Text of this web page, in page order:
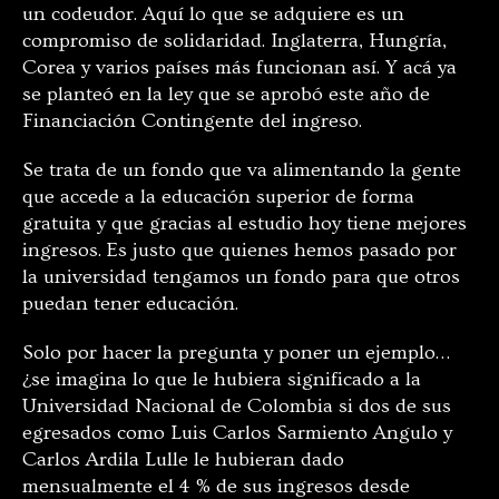
un codeudor. Aquí lo que se adquiere es un
compromiso de solidaridad. Inglaterra, Hungría,
Corea y varios países más funcionan así. Y acá ya
se planteó en la ley que se aprobó este año de
Financiación Contingente del ingreso.
Se trata de un fondo que va alimentando la gente
que accede a la educación superior de forma
gratuita y que gracias al estudio hoy tiene mejores
ingresos. Es justo que quienes hemos pasado por
la universidad tengamos un fondo para que otros
puedan tener educación.
Solo por hacer la pregunta y poner un ejemplo…
¿se imagina lo que le hubiera significado a la
Universidad Nacional de Colombia si dos de sus
egresados como Luis Carlos Sarmiento Angulo y
Carlos Ardila Lulle le hubieran dado
mensualmente el 4 % de sus ingresos desde